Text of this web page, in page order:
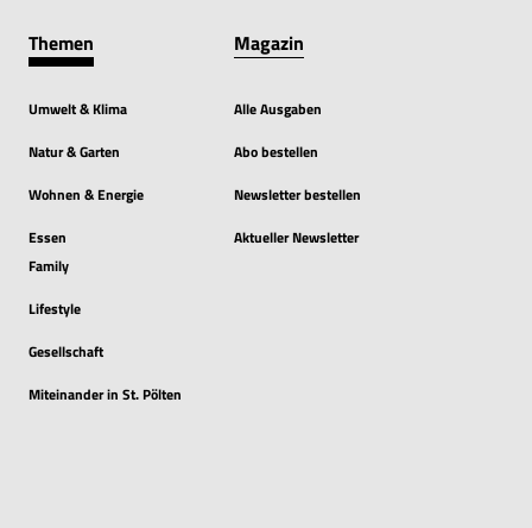
Themen
Umwelt & Klima
Natur & Garten
Wohnen & Energie
Essen
Family
Lifestyle
Gesellschaft
Miteinander in St. Pölten
Magazin
Alle Ausgaben
Abo bestellen
Newsletter bestellen
Aktueller Newsletter